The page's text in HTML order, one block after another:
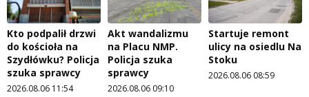
Kto podpalił drzwi
do kościoła na
Szydłówku? Policja
szuka sprawcy
2026.08.06 11:54
Akt wandalizmu
na Placu NMP.
Policja szuka
sprawcy
2026.08.06 09:10
Startuje remont
ulicy na osiedlu Na
Stoku
2026.08.06 08:59